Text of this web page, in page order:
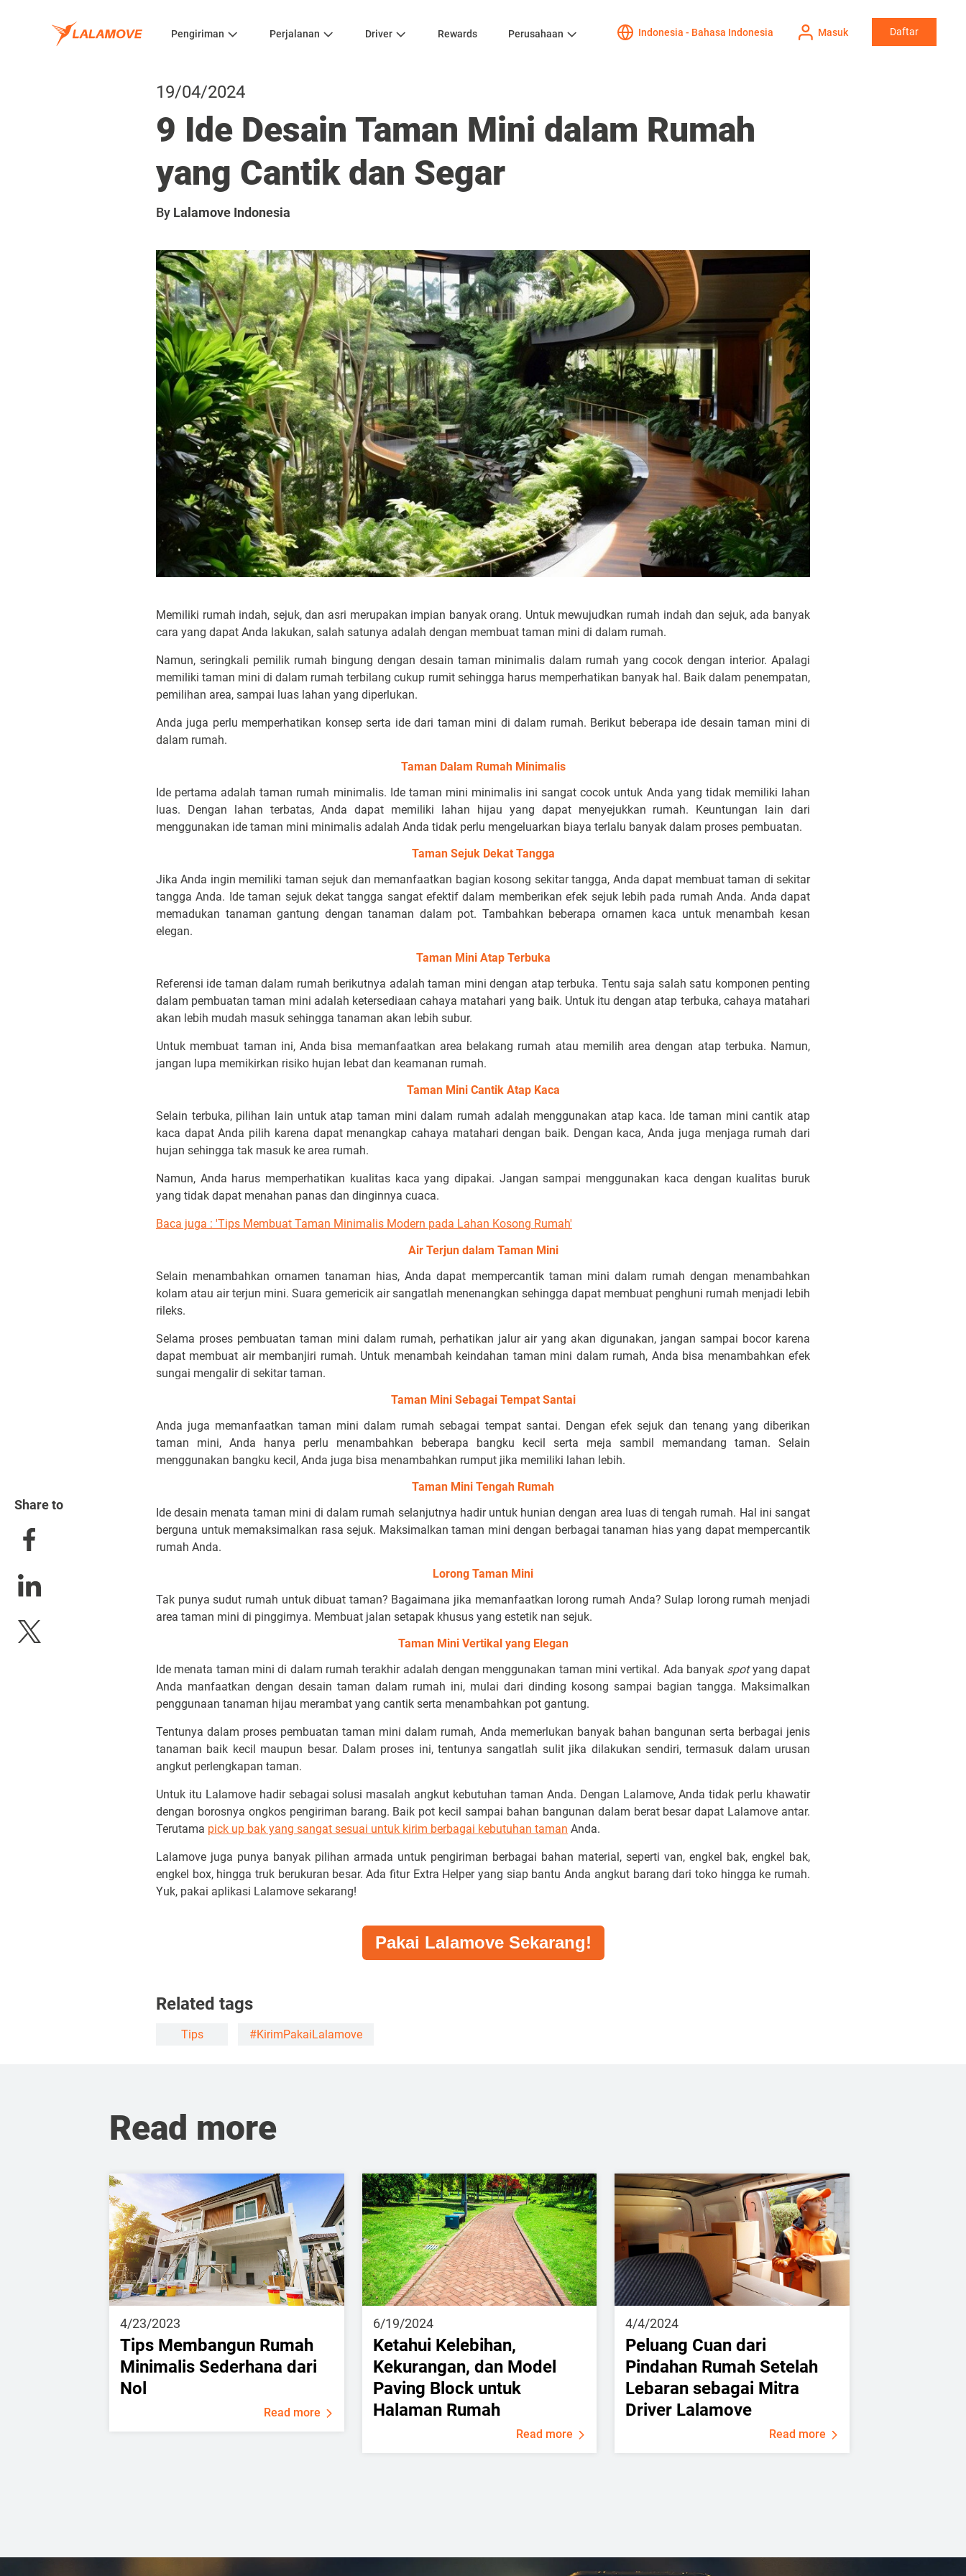
Pengiriman Perjalanan Driver Rewards Perusahaan Indonesia - Bahasa Indonesia Masuk Daftar
19/04/2024
9 Ide Desain Taman Mini dalam Rumah
yang Cantik dan Segar
By Lalamove Indonesia
Memiliki rumah indah, sejuk, dan asri merupakan impian banyak orang. Untuk mewujudkan rumah indah dan sejuk, ada banyak
cara yang dapat Anda lakukan, salah satunya adalah dengan membuat taman mini di dalam rumah.
Namun, seringkali pemilik rumah bingung dengan desain taman minimalis dalam rumah yang cocok dengan interior. Apalagi
memiliki taman mini di dalam rumah terbilang cukup rumit sehingga harus memperhatikan banyak hal. Baik dalam penempatan,
pemilihan area, sampai luas lahan yang diperlukan.
Anda juga perlu memperhatikan konsep serta ide dari taman mini di dalam rumah. Berikut beberapa ide desain taman mini di
dalam rumah.
Taman Dalam Rumah Minimalis
Ide pertama adalah taman rumah minimalis. Ide taman mini minimalis ini sangat cocok untuk Anda yang tidak memiliki lahan
luas. Dengan lahan terbatas, Anda dapat memiliki lahan hijau yang dapat menyejukkan rumah. Keuntungan lain dari
menggunakan ide taman mini minimalis adalah Anda tidak perlu mengeluarkan biaya terlalu banyak dalam proses pembuatan.
Taman Sejuk Dekat Tangga
Jika Anda ingin memiliki taman sejuk dan memanfaatkan bagian kosong sekitar tangga, Anda dapat membuat taman di sekitar
tangga Anda. Ide taman sejuk dekat tangga sangat efektif dalam memberikan efek sejuk lebih pada rumah Anda. Anda dapat
memadukan tanaman gantung dengan tanaman dalam pot. Tambahkan beberapa ornamen kaca untuk menambah kesan
elegan.
Taman Mini Atap Terbuka
Referensi ide taman dalam rumah berikutnya adalah taman mini dengan atap terbuka. Tentu saja salah satu komponen penting
dalam pembuatan taman mini adalah ketersediaan cahaya matahari yang baik. Untuk itu dengan atap terbuka, cahaya matahari
akan lebih mudah masuk sehingga tanaman akan lebih subur.
Untuk membuat taman ini, Anda bisa memanfaatkan area belakang rumah atau memilih area dengan atap terbuka. Namun,
jangan lupa memikirkan risiko hujan lebat dan keamanan rumah.
Taman Mini Cantik Atap Kaca
Selain terbuka, pilihan lain untuk atap taman mini dalam rumah adalah menggunakan atap kaca. Ide taman mini cantik atap
kaca dapat Anda pilih karena dapat menangkap cahaya matahari dengan baik. Dengan kaca, Anda juga menjaga rumah dari
hujan sehingga tak masuk ke area rumah.
Namun, Anda harus memperhatikan kualitas kaca yang dipakai. Jangan sampai menggunakan kaca dengan kualitas buruk
yang tidak dapat menahan panas dan dinginnya cuaca.
Baca juga : 'Tips Membuat Taman Minimalis Modern pada Lahan Kosong Rumah'
Air Terjun dalam Taman Mini
Selain menambahkan ornamen tanaman hias, Anda dapat mempercantik taman mini dalam rumah dengan menambahkan
kolam atau air terjun mini. Suara gemericik air sangatlah menenangkan sehingga dapat membuat penghuni rumah menjadi lebih
rileks.
Selama proses pembuatan taman mini dalam rumah, perhatikan jalur air yang akan digunakan, jangan sampai bocor karena
dapat membuat air membanjiri rumah. Untuk menambah keindahan taman mini dalam rumah, Anda bisa menambahkan efek
sungai mengalir di sekitar taman.
Taman Mini Sebagai Tempat Santai
Anda juga memanfaatkan taman mini dalam rumah sebagai tempat santai. Dengan efek sejuk dan tenang yang diberikan
taman mini, Anda hanya perlu menambahkan beberapa bangku kecil serta meja sambil memandang taman. Selain
menggunakan bangku kecil, Anda juga bisa menambahkan rumput jika memiliki lahan lebih.
Taman Mini Tengah Rumah
Ide desain menata taman mini di dalam rumah selanjutnya hadir untuk hunian dengan area luas di tengah rumah. Hal ini sangat
berguna untuk memaksimalkan rasa sejuk. Maksimalkan taman mini dengan berbagai tanaman hias yang dapat mempercantik
rumah Anda.
Lorong Taman Mini
Tak punya sudut rumah untuk dibuat taman? Bagaimana jika memanfaatkan lorong rumah Anda? Sulap lorong rumah menjadi
area taman mini di pinggirnya. Membuat jalan setapak khusus yang estetik nan sejuk.
Taman Mini Vertikal yang Elegan
Ide menata taman mini di dalam rumah terakhir adalah dengan menggunakan taman mini vertikal. Ada banyak spotyang dapat
Anda manfaatkan dengan desain taman dalam rumah ini, mulai dari dinding kosong sampai bagian tangga. Maksimalkan
penggunaan tanaman hijau merambat yang cantik serta menambahkan pot gantung.
Tentunya dalam proses pembuatan taman mini dalam rumah, Anda memerlukan banyak bahan bangunan serta berbagai jenis
tanaman baik kecil maupun besar. Dalam proses ini, tentunya sangatlah sulit jika dilakukan sendiri, termasuk dalam urusan
angkut perlengkapan taman.
Untuk itu Lalamove hadir sebagai solusi masalah angkut kebutuhan taman Anda. Dengan Lalamove, Anda tidak perlu khawatir
dengan borosnya ongkos pengiriman barang. Baik pot kecil sampai bahan bangunan dalam berat besar dapat Lalamove antar.
Terutama pick up bak yang sangat sesuai untuk kirim berbagai kebutuhan taman Anda.
Lalamove juga punya banyak pilihan armada untuk pengiriman berbagai bahan material, seperti van, engkel bak, engkel bak,
engkel box, hingga truk berukuran besar. Ada fitur Extra Helper yang siap bantu Anda angkut barang dari toko hingga ke rumah.
Yuk, pakai aplikasi Lalamove sekarang!
Pakai Lalamove Sekarang!
Related tags
Tips #KirimPakaiLalamove
Read more
4/23/2023
Tips Membangun Rumah
Minimalis Sederhana dari
Nol
Read more
6/19/2024
Ketahui Kelebihan,
Kekurangan, dan Model
Paving Block untuk
Halaman Rumah
Read more
4/4/2024
Peluang Cuan dari
Pindahan Rumah Setelah
Lebaran sebagai Mitra
Driver Lalamove
Read more
Share to